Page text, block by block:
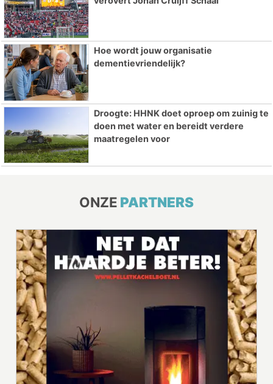
Hoe wordt jouw organisatie
dementievriendelijk?
Droogte: HHNK doet oproep om zuinig te
doen met water en bereidt verdere
maatregelen voor
ONZE PARTNERS